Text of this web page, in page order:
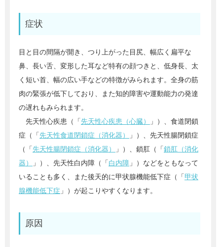
症状
目と目の間隔が開き、つり上がった目尻、幅広く扁平な
鼻、長い舌、変形した耳など特有の顔つきと、低身長、太
く短い首、幅の広い手などの特徴がみられます。全身の筋
肉の緊張が低下しており、また知的障害や運動能力の発達
の遅れもみられます。
先天性心疾患（「先天性心疾患（心臓）
」）、食道閉鎖
症（「先天性食道閉鎖症（消化器）
」）、先天性腸閉鎖症
（「先天性腸閉鎖症（消化器） 」）、鎖肛（「鎖肛（消化
器）
」）、先天性白内障（「白内障 」）などをともなって
いることも多く、また後天的に甲状腺機能低下症（「甲状
腺機能低下症 」）が起こりやすくなります。
原因